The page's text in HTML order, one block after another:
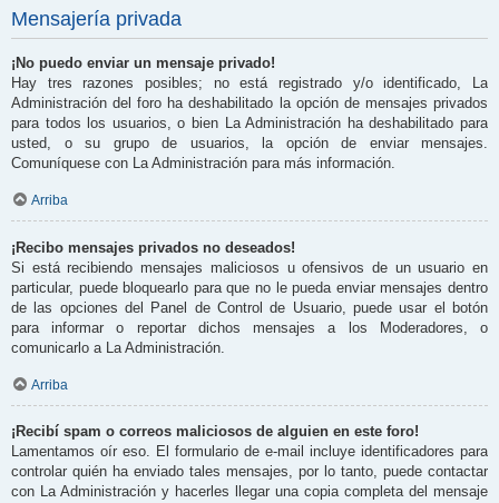
Mensajería privada
¡No puedo enviar un mensaje privado!
Hay tres razones posibles; no está registrado y/o identificado, La
Administración del foro ha deshabilitado la opción de mensajes privados
para todos los usuarios, o bien La Administración ha deshabilitado para
usted, o su grupo de usuarios, la opción de enviar mensajes.
Comuníquese con La Administración para más información.
Arriba
¡Recibo mensajes privados no deseados!
Si está recibiendo mensajes maliciosos u ofensivos de un usuario en
particular, puede bloquearlo para que no le pueda enviar mensajes dentro
de las opciones del Panel de Control de Usuario, puede usar el botón
para informar o reportar dichos mensajes a los Moderadores, o
comunicarlo a La Administración.
Arriba
¡Recibí spam o correos maliciosos de alguien en este foro!
Lamentamos oír eso. El formulario de e-mail incluye identificadores para
controlar quién ha enviado tales mensajes, por lo tanto, puede contactar
con La Administración y hacerles llegar una copia completa del mensaje